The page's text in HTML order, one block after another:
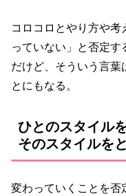
コロコロとやり方や考
っていない」と否定す
だけど、そういう言葉
とにもなる。
ひとのスタイル
そのスタイルを
変わっていくことを否